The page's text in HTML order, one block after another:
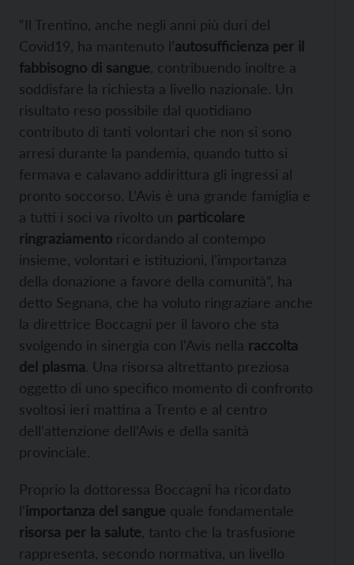
“Il Trentino, anche negli anni più duri del
Covid19, ha mantenuto l’autosufficienza per il
fabbisogno di sangue , contribuendo inoltre a
soddisfare la richiesta a livello nazionale. Un
risultato reso possibile dal quotidiano
contributo di tanti volontari che non si sono
arresi durante la pandemia, quando tutto si
fermava e calavano addirittura gli ingressi al
pronto soccorso. L’Avis è una grande famiglia e
a tutti i soci va rivolto un particolare
ringraziamento ricordando al contempo
insieme, volontari e istituzioni, l’importanza
della donazione a favore della comunità”, ha
detto Segnana, che ha voluto ringraziare anche
la direttrice Boccagni per il lavoro che sta
svolgendo in sinergia con l’Avis nella raccolta
del plasma. Una risorsa altrettanto preziosa
oggetto di uno specifico momento di confronto
svoltosi ieri mattina a Trento e al centro
dell’attenzione dell’Avis e della sanità
provinciale.
Proprio la dottoressa Boccagni ha ricordato
l’importanza del sangue quale fondamentale
risorsa per la salute , tanto che la trasfusione
rappresenta, secondo normativa, un livello